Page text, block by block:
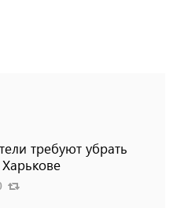
требуют убрать